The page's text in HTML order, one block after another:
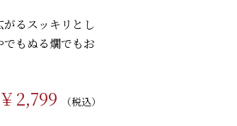
るスッキリとし
もぬる燗でもお
￥2,799 （税込）